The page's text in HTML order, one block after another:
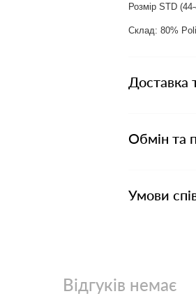
Розмір STD
Склад: 80%
Доставка
Обмін та
Умови
Відгуків немає